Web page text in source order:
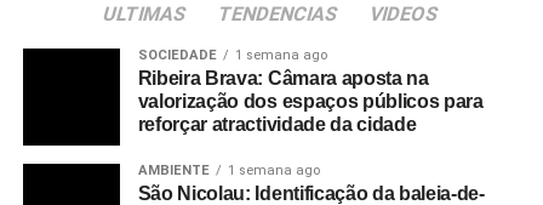
ULTIMAS TENDENCIAS VIDEOS
SOCIEDADE 1 semana ago
Ribeira Brava: Câmara aposta na
valorização dos espaços públicos para
reforçar atractividade da cidade
AMBIENTE 1 semana ago
São Nicolau: Identificação da baleia-de-